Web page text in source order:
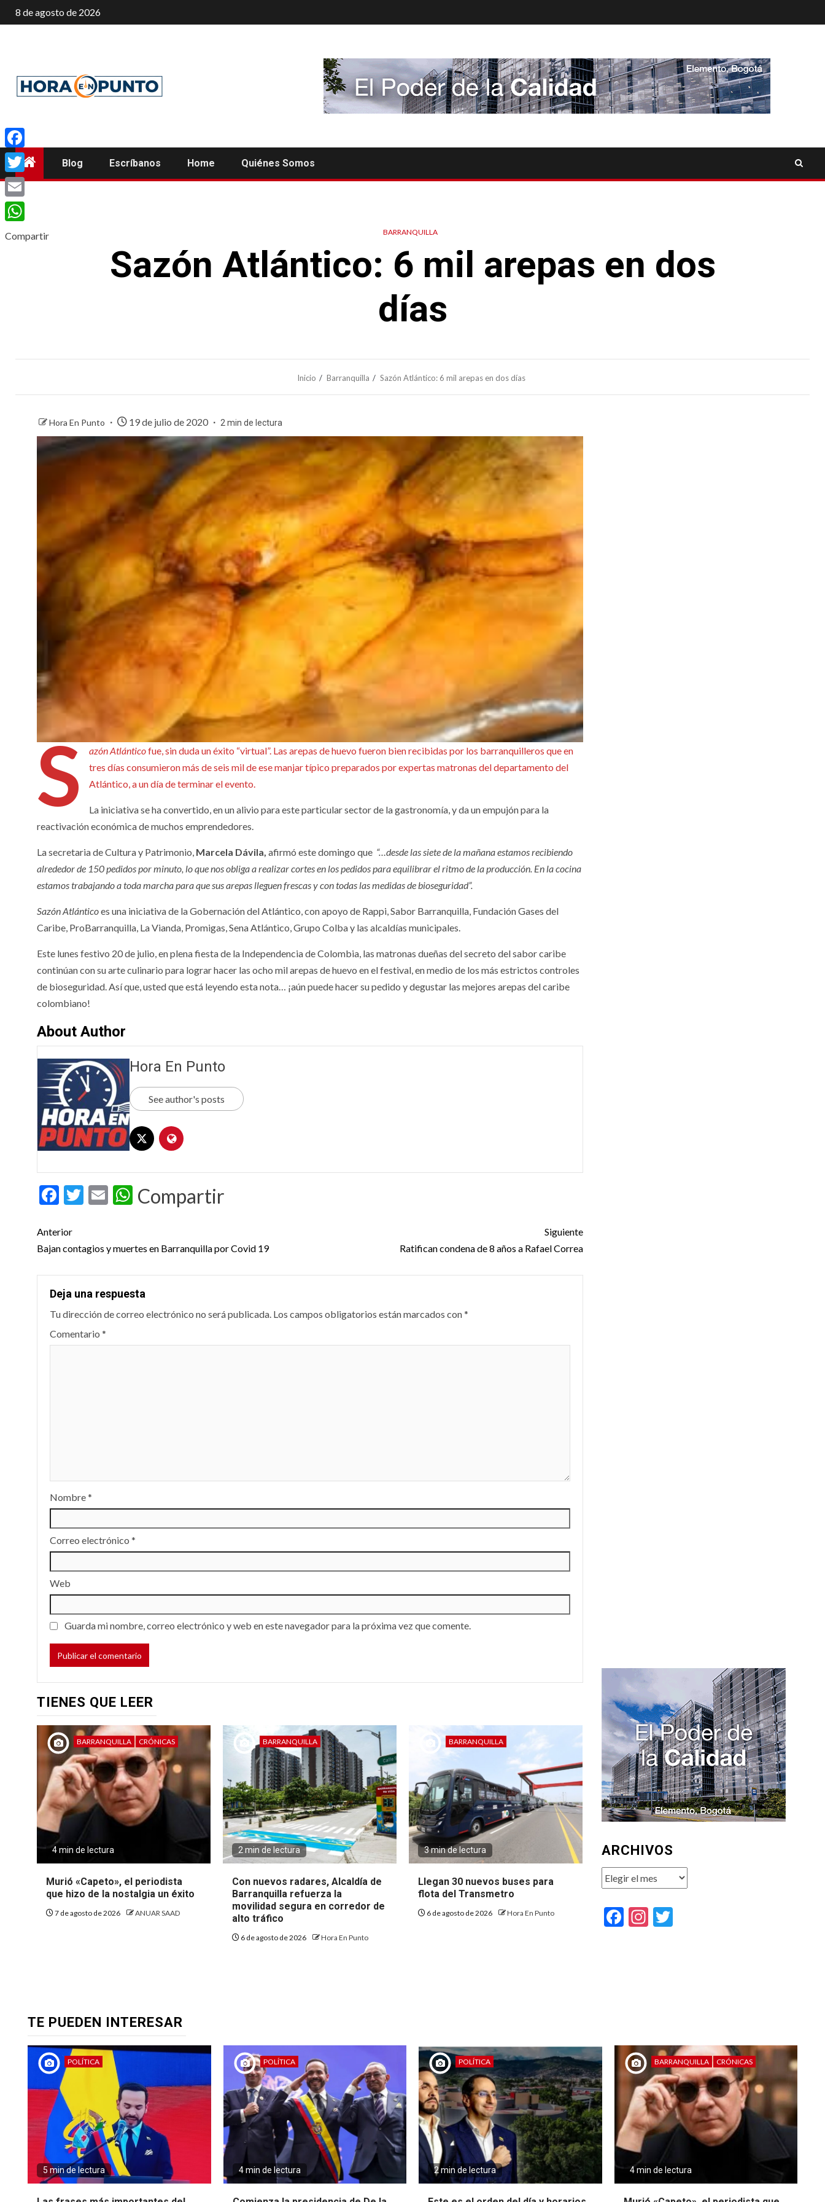
Saltar
al
8 de agosto de 2026
Blog Escríbanos Home Quiénes Somos
BARRANQUILLA
Sazón Atlántico: 6 mil arepas en dos
días
Inicio Barranquilla Sazón Atlántico: 6 mil arepas en dos días
Hora En Punto 19 de julio de 2020 2 min de lectura
S azón Atlánticofue, sin duda un éxito “virtual”. Las arepas de huevo fueron bien recibidas por los barranquilleros que en
tres días consumieron más de seis mil de ese manjar típico preparados por expertas matronas del departamento del
Atlántico, a un día de terminar el evento.
La iniciativa se ha convertido, en un alivio para este particular sector de la gastronomía, y da un empujón para la
reactivación económica de muchos emprendedores.
La secretaria de Cultura y Patrimonio, Marcela Dávila, afirmó este domingo que “…desde las siete de la mañana estamos recibiendo
alrededor de 150 pedidos por minuto, lo que nos obliga a realizar cortes en los pedidos para equilibrar el ritmo de la producción. En la cocina
estamos trabajando a toda marcha para que sus arepas lleguen frescas y con todas las medidas de bioseguridad”.
Sazón Atlánticoes una iniciativa de la Gobernación del Atlántico, con apoyo de Rappi, Sabor Barranquilla, Fundación Gases del
Caribe, ProBarranquilla, La Vianda, Promigas, Sena Atlántico, Grupo Colba y las alcaldías municipales.
Este lunes festivo 20 de julio, en plena fiesta de la Independencia de Colombia, las matronas dueñas del secreto del sabor caribe
continúan con su arte culinario para lograr hacer las ocho mil arepas de huevo en el festival, en medio de los más estrictos controles
de bioseguridad. Así que, usted que está leyendo esta nota… ¡aún puede hacer su pedido y degustar las mejores arepas del caribe
colombiano!
About Author
Hora En Punto
See author's posts
Facebook
Twitter
EmailWhatsApp
Compartir
Post
navigation
Anterior
Bajan contagios y muertes en Barranquilla por Covid 19
Siguiente
Ratifican condena de 8 años a Rafael Correa
Deja una respuesta
Tu dirección de correo electrónico no será publicada. Los campos obligatorios están marcados con*
Comentario *
Nombre*
Correo electrónico *
Web
Guarda mi nombre, correo electrónico y web en este navegador para la próxima vez que comente.
TIENES QUE LEER
BARRANQUILLA CRÓNICAS
4 min de lectura
Murió «Capeto», el periodista
que hizo de la nostalgia un éxito
7 de agosto de 2026 ANUAR SAAD
BARRANQUILLA
2 min de lectura
Con nuevos radares, Alcaldía de
Barranquilla refuerza la
movilidad segura en corredor de
alto tráfico
6 de agosto de 2026 Hora En Punto
BARRANQUILLA
3 min de lectura
Llegan 30 nuevos buses para
flota del Transmetro
6 de agosto de 2026 Hora En Punto
ARCHIVOS
Archivos
Facebook
Instagram
Twitter
TE PUEDEN INTERESAR
POLÍTICA
5 min de lectura
POLÍTICA
4 min de lectura
POLÍTICA
2 min de lectura
BARRANQUILLA CRÓNICAS
4 min de lectura
Facebook
Twitter
Email
WhatsApp
Compartir